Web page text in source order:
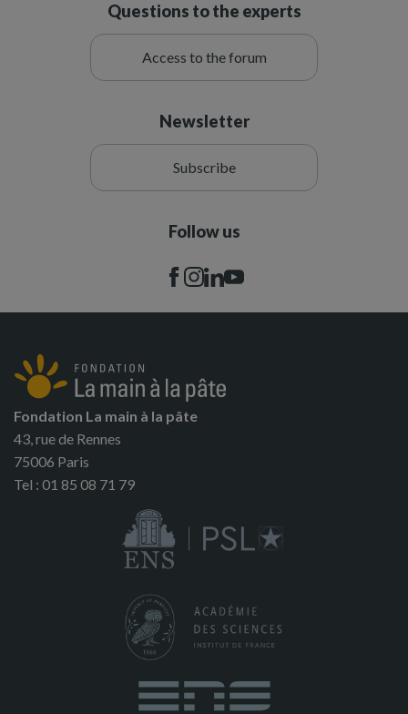
Questions to the experts
Access to the forum
Newsletter
Subscribe
Follow us
Fondation La main à la pâte
43, rue de Rennes
75006 Paris
Tel : 01 85 08 71 79